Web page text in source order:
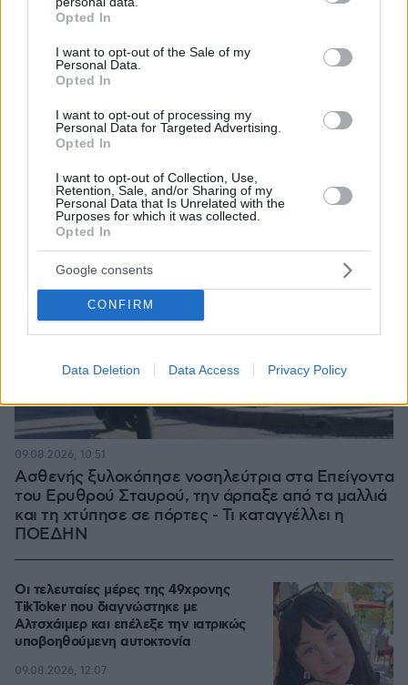
grant or deny consent to Google and its third-party tags to
use your data for below specified purposes in below Google
consent section.
Opted In
I want to opt-out of the Sale of my
Personal Data.
Opted In
I want to opt-out of processing my
Personal Data for Targeted Advertising.
Opted In
I want to opt-out of Collection, Use,
Retention, Sale, and/or Sharing of my
Personal Data that Is Unrelated with the
Purposes for which it was collected.
Opted In
Google consents
CONFIRM
Data Deletion Data Access Privacy Policy
και έξι εναέρια, βίντεο
Ασθενής ξυλοκόπησε νοσηλεύτρια στα Επείγοντα
του Ερυθρού Σταυρού, την άρπαξε από τα μαλλιά
και τη χτύπησε σε πόρτες - Τι καταγγέλλει η
ΠΟΕΔΗΝ
09.08.2026, 10:51
Οι τελευταίες μέρες της 49χρονης
TikToker που διαγνώστηκε με
Αλτσχάιμερ και επέλεξε την ιατρικώς
υποβοηθούμενη αυτοκτονία
09.08.2026, 12:07